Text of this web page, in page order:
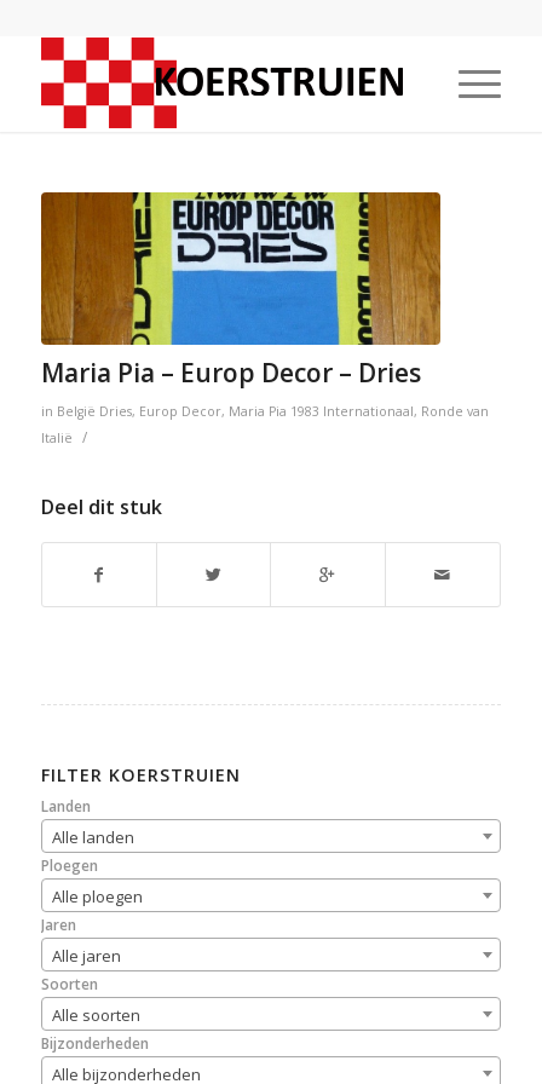
Maria Pia – Europ Decor – Dries
in België Dries, Europ Decor, Maria Pia 1983 Internationaal, Ronde van
Italië
/
Deel dit stuk
FILTER KOERSTRUIEN
Landen
Alle landen
Ploegen
Alle ploegen
Jaren
Alle jaren
Soorten
Alle soorten
Bijzonderheden
Alle bijzonderheden